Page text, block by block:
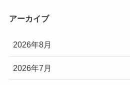
アーカイブ
2026年8月
2026年7月